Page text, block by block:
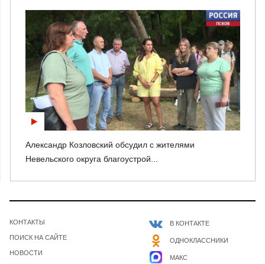
Александр Козловский обсудил с жителями
Невельского округа благоустрой...
КОНТАКТЫ
ПОИСК НА САЙТЕ
НОВОСТИ
В КОНТАКТЕ
ОДНОКЛАССНИКИ
МАКС